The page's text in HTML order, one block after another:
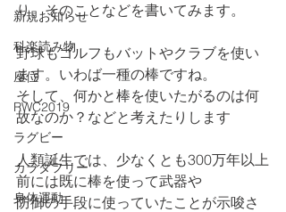
新規お知らせ
科楽読み物
座位
RWC2019
ラグビー
カラダフリー
身体運動
り、そのことなどを書いてみます。
野球もゴルフもバットやクラブを使い
ます。いわば一種の棒ですね。
そして、何かと棒を使いたがるのは何
故なのか？などと考えたりします
人類誕生では、少なくとも300万年以上
前には既に棒を使って武器や
防御の手段に使っていたことが示唆さ